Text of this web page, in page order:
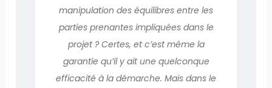
manipulation des équilibres entre les
parties prenantes impliquées dans le
projet ? Certes, et c’est même la
garantie qu’il y ait une quelconque
efficacité à la démarche. Mais dans le